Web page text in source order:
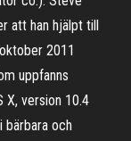
att han hjälpt till
2011
uppfanns
X, version 10.4
bärbara och